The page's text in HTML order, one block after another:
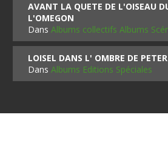
AVANT LA QUETE DE L'OISEAU
L'OMEGON
DansAlbums collectifs Albums
LOISEL DANS L' OMBRE DE
DansAlbums Editions Spéciales